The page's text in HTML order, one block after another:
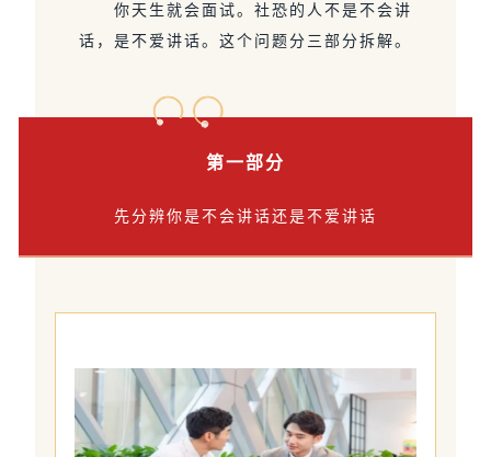
你天生就会面试。社恐的人不是不会讲
话，是不爱讲话。这个问题分三部分拆解。
第一部分
先分辨你是不会讲话还是不爱讲话